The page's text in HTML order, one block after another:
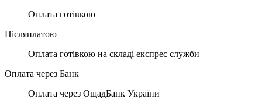
Оплата готівкою
Післяплатою
Оплата готівкою на складі експрес служби
Оплата через Банк
Оплата через ОщадБанк України